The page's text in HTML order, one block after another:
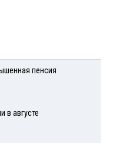
пенсия
в августе